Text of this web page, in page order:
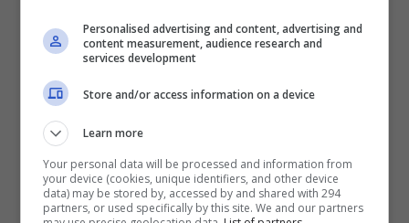
Pelakon filem “Klepet” Aedy Asyraf dan Nadhir
Nasar turut hadir memeriahkan pelancaran
‘UNDER 18 x KLEPET Exclusive Box’
‘UNDER 18 x KLEPET Exclusive Box’ dijual pada
Personalised advertising and content, advertising and
content measurement, audience research and
services development
Store and/or access information on a device
Learn more
Your personal data will be processed and information from
your device (cookies, unique identifiers, and other device
data) may be stored by, accessed by and shared with 294
partners, or used specifically by this site. We and our partners